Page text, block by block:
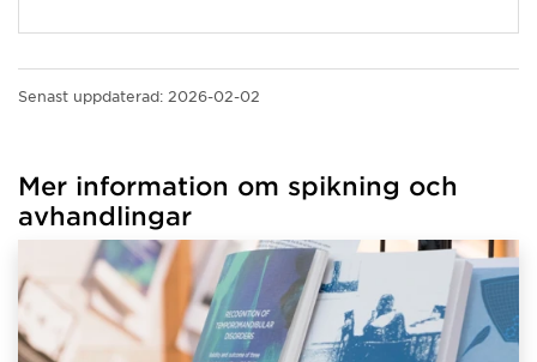
Senast uppdaterad: 2026-02-02
Mer information om spikning och
avhandlingar